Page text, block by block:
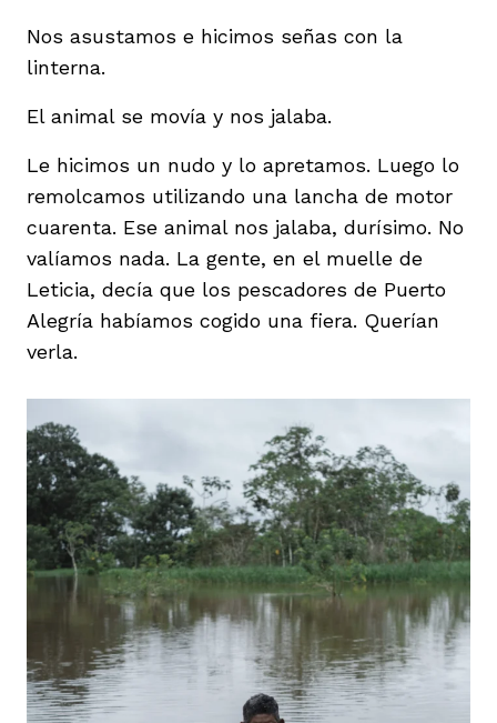
Nos asustamos e hicimos señas con la
linterna.
El animal se movía y nos jalaba.
Le hicimos un nudo y lo apretamos. Luego lo
remolcamos utilizando una lancha de motor
cuarenta. Ese animal nos jalaba, durísimo. No
valíamos nada. La gente, en el muelle de
Leticia, decía que los pescadores de Puerto
Alegría habíamos cogido una fiera. Querían
verla.